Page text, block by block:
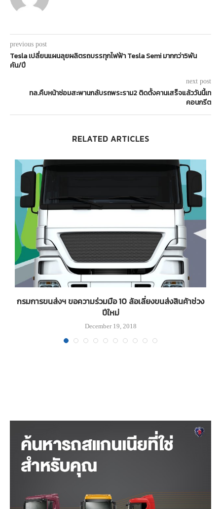
previous post
Tesla เปลี่ยนแผนลุยผลิตรถบรรทุกไฟฟ้า Tesla Semi มากกว่า5พัน
คัน/ปี
next post
ทล.คืบหน้าซ่อมสะพานกลับรถพระราม2 ติดตั้งคานเสร็จแล้ววันนี้เท
คอนกรีต
RELATED ARTICLES
กรมการขนส่งฯ ขอความร่วมมือ 10 ล้อเลี่ยงขนส่งสินค้าช่วง
ปีใหม่
December 19, 2018